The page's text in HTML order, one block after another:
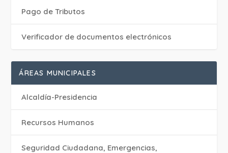
Pago de Tributos
Verificador de documentos electrónicos
ÁREAS MUNICIPALES
Alcaldía-Presidencia
Recursos Humanos
Seguridad Ciudadana, Emergencias,